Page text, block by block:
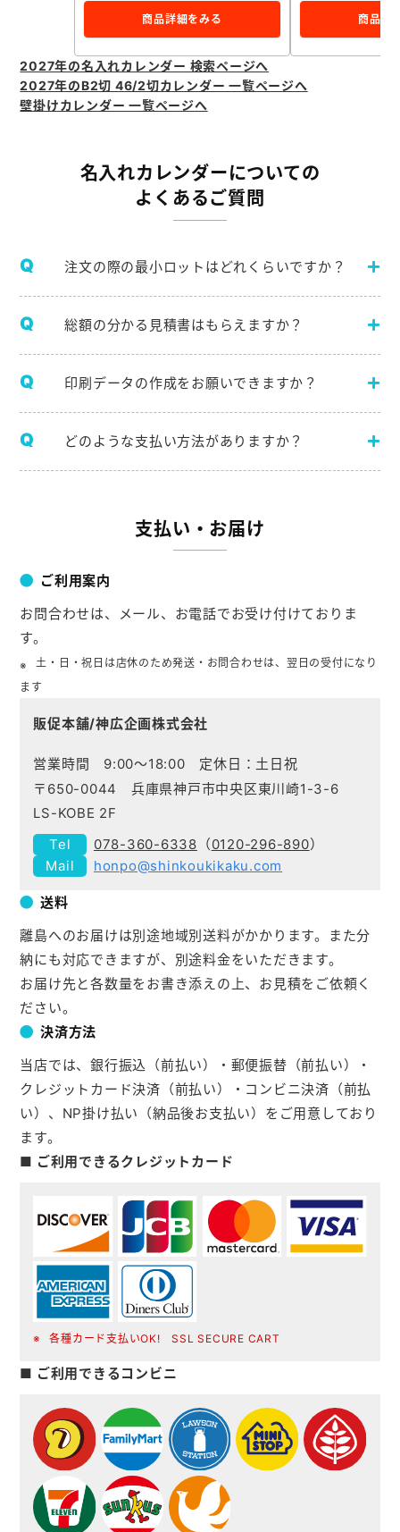
商品詳細をみる 商品詳
2027年の名入れカレンダー 検索ページへ
2027年のB2切 46/2切カレンダー 一覧ページへ
壁掛けカレンダー 一覧ページへ
名入れカレンダーについての
よくあるご質問
注文の際の最小ロットはどれくらいですか？
総額の分かる見積書はもらえますか？
印刷データの作成をお願いできますか？
どのような支払い方法がありますか？
支払い・お届け
ご利用案内
お問合わせは、メール、お電話でお受け付けておりま
す。
土・日・祝日は店休のため発送・お問合わせは、翌日の受付になり
ます
販促本舗/神広企画株式会社
営業時間 9:00～18:00 定休日：土日祝
〒650-0044 兵庫県神戸市中央区東川崎1-3-6
LS-KOBE 2F
078-360-6338 （0120-296-890）
honpo@shinkoukikaku.com
送料
離島へのお届けは別途地域別送料がかかります。また分
納にも対応できますが、別途料金をいただきます。
お届け先と各数量をお書き添えの上、お見積をご依頼く
ださい。
決済方法
当店では、銀行振込（前払い）・郵便振替（前払い）・
クレジットカード決済（前払い）・コンビニ決済（前払
い）、NP掛け払い（納品後お支払い）をご用意しており
ます。
■ ご利用できるクレジットカード
各種カード支払いOK! SSL SECURE CART
■ ご利用できるコンビニ